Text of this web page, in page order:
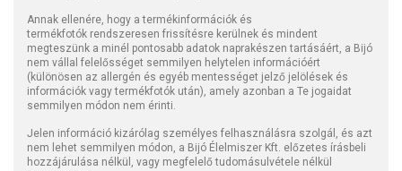
Annak ellenére, hogy a termékinformációk és
termékfotók rendszeresen frissítésre kerülnek és mindent
megteszünk a minél pontosabb adatok naprakészen tartásáért, a Bijó
nem vállal felelősséget semmilyen helytelen információért
(különösen az allergén és egyéb mentességet jelző jelölések és
információk vagy termékfotók után), amely azonban a Te jogaidat
semmilyen módon nem érinti.
Jelen információ kizárólag személyes felhasználásra szolgál, és azt
nem lehet semmilyen módon, a Bijó Élelmiszer Kft. előzetes írásbeli
hozzájárulása nélkül, vagy megfelelő tudomásulvétele nélkül